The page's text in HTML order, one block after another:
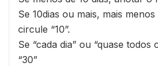
Se 10dias ou mais, mais
circule “10”.
Se “cada dia” ou “quase todos
“30”